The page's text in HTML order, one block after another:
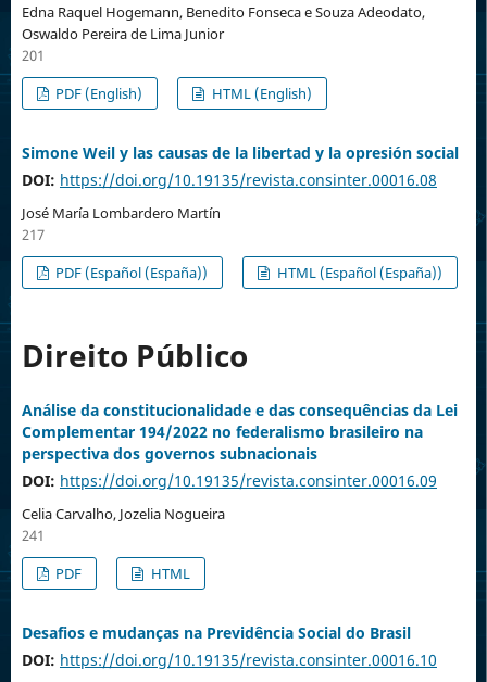
Edna Raquel Hogemann, Benedito Fonseca e Souza Adeodato,
Oswaldo Pereira de Lima Junior
201
PDF (English)
HTML (English)
Simone Weil y las causas de la libertad y la opresión social
DOI: https://doi.org/10.19135/revista.consinter.00016.08
José María Lombardero Martín
217
PDF (Español (España))
HTML (Español (España))
Direito Público
Análise da constitucionalidade e das consequências da Lei
Complementar 194/2022 no federalismo brasileiro na
perspectiva dos governos subnacionais
DOI: https://doi.org/10.19135/revista.consinter.00016.09
Celia Carvalho, Jozelia Nogueira
241
PDF
HTML
Desafios e mudanças na Previdência Social do Brasil
DOI: https://doi.org/10.19135/revista.consinter.00016.10